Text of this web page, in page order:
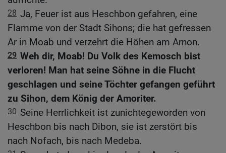
28 Ja, Feuer ist aus Heschbon gefahren, eine
Flamme von der Stadt Sihons; die hat gefressen
Ar in Moab und verzehrt die Höhen am Arnon.
29 Weh dir, Moab! Du Volk des Kemosch bist
verloren! Man hat seine Söhne in die Flucht
geschlagen und seine Töchter gefangen geführt
zu Sihon, dem König der Amoriter.
30 Seine Herrlichkeit ist zunichtegeworden von
Heschbon bis nach Dibon, sie ist zerstört bis
nach Nofach, bis nach Medeba.